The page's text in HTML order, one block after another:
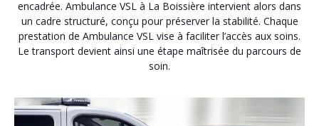
encadrée. Ambulance VSL à La Boissière intervient alors dans
un cadre structuré, conçu pour préserver la stabilité. Chaque
prestation de Ambulance VSL vise à faciliter l’accès aux soins.
Le transport devient ainsi une étape maîtrisée du parcours de
soin.